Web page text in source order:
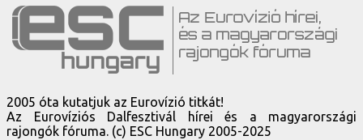
2005 óta kutatjuk az Eurovízió titkát!
Az Eurovíziós Dalfesztivál hírei és a magyarországi
rajongók fóruma. (c) ESC Hungary 2005-2025